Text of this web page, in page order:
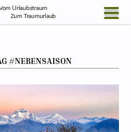
Urlaubstraum
Zum Traumurlaub
NEWS
#NEBENSAISON